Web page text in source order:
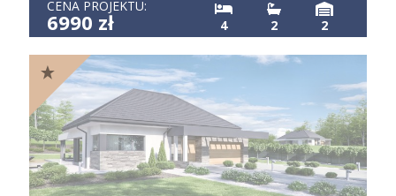
CENA PROJEKTU:
6990 zł 4 2 2